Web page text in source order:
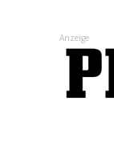
Anzeige